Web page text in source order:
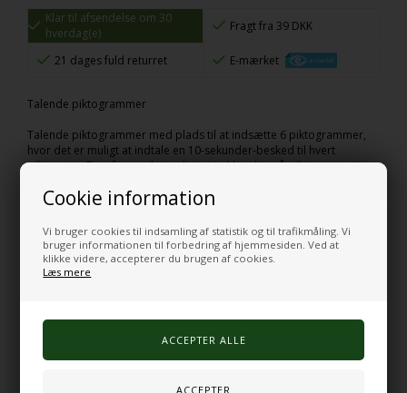
Cookie information
Vi bruger cookies til indsamling af statistik og til trafikmåling. Vi
bruger informationen til forbedring af hjemmesiden. Ved at
klikke videre, accepterer du brugen af cookies.
Læs mere
Klar til afsendelse om 30
hverdag(e)
Fragt fra 39 DKK
21 dages fuld returret E-mærket
Talende piktogrammer
Talende piktogrammer med plads til at indsætte 6 piktogrammer,
hvor det er muligt at indtale en 10-sekunder-besked til hvert
piktogram. Derefter er det muligt at trykke play på piktogrammet
forhindrer frustration, forvirring og angst og opbygger tillid. Også
fantastisk som en story sequencer eller som hukommelseskort.
Ideel til at hænge på væggen eller have til rådighed på skrivebordet,
så børn kan se, hvad der sker.
Guide til at indtale beskeder - Talende piktogrammer